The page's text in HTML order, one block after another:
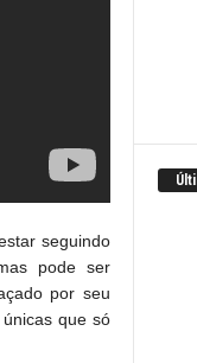
seguindo
pode ser
por seu
que só